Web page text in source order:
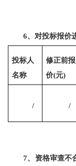
6、对投标报价
投标人
名称
修正前报
价(元)
/ /
7、资格审查不